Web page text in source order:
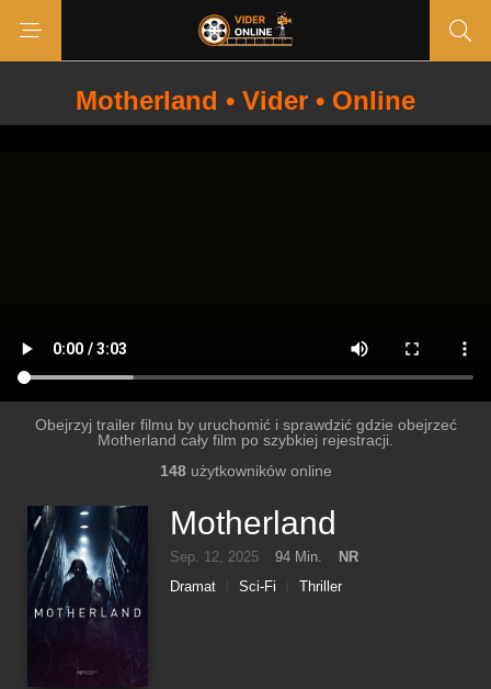
Motherland • Vider • Online
Obejrzyj trailer filmu by uruchomić i sprawdzić gdzie obejrzeć
Motherland cały film po szybkiej rejestracji.
148użytkowników online
Motherland
Sep. 12, 2025 94 Min.
NR
Dramat
Sci-Fi Thriller